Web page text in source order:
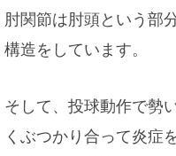
肘関節は肘頭という部
構造をしています。
そして、投球動作で勢
くぶつかり合って炎症